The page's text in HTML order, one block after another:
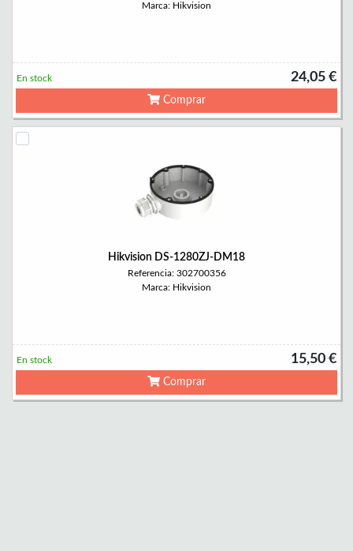
Marca: Hikvision
24,05 €
En stock
Comprar
Hikvision DS-1280ZJ-DM18
Referencia: 302700356
Marca: Hikvision
15,50 €
En stock
Comprar